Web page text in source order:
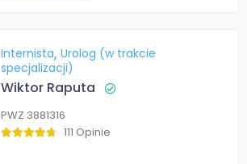
Internista Urolog (w trakcie
specjalizacji)
Wiktor Raputa
PWZ 3881316
111 Opinie